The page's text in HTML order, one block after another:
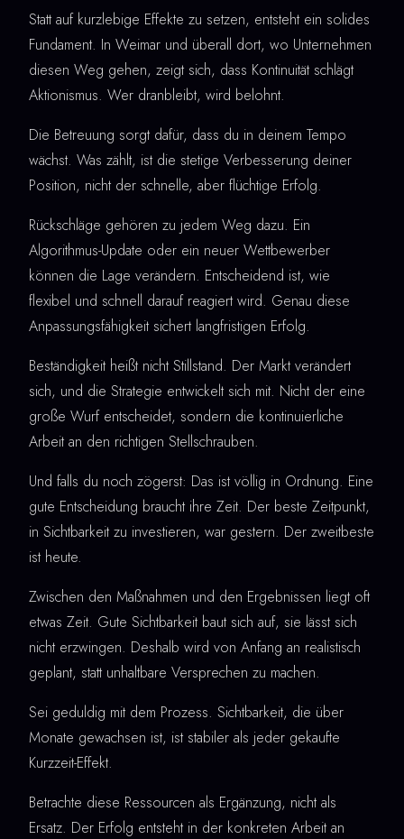
Statt auf kurzlebige Effekte zu setzen, entsteht ein solides
Fundament. In Weimar und überall dort, wo Unternehmen
diesen Weg gehen, zeigt sich, dass Kontinuität schlägt
Aktionismus. Wer dranbleibt, wird belohnt.
Die Betreuung sorgt dafür, dass du in deinem Tempo
wächst. Was zählt, ist die stetige Verbesserung deiner
Position, nicht der schnelle, aber flüchtige Erfolg.
Rückschläge gehören zu jedem Weg dazu. Ein
Algorithmus-Update oder ein neuer Wettbewerber
können die Lage verändern. Entscheidend ist, wie
flexibel und schnell darauf reagiert wird. Genau diese
Anpassungsfähigkeit sichert langfristigen Erfolg.
Beständigkeit heißt nicht Stillstand. Der Markt verändert
sich, und die Strategie entwickelt sich mit. Nicht der eine
große Wurf entscheidet, sondern die kontinuierliche
Arbeit an den richtigen Stellschrauben.
Und falls du noch zögerst: Das ist völlig in Ordnung. Eine
gute Entscheidung braucht ihre Zeit. Der beste Zeitpunkt,
in Sichtbarkeit zu investieren, war gestern. Der zweitbeste
ist heute.
Zwischen den Maßnahmen und den Ergebnissen liegt oft
etwas Zeit. Gute Sichtbarkeit baut sich auf, sie lässt sich
nicht erzwingen. Deshalb wird von Anfang an realistisch
geplant, statt unhaltbare Versprechen zu machen.
Sei geduldig mit dem Prozess. Sichtbarkeit, die über
Monate gewachsen ist, ist stabiler als jeder gekaufte
Kurzzeit-Effekt.
Betrachte diese Ressourcen als Ergänzung, nicht als
Ersatz. Der Erfolg entsteht in der konkreten Arbeit an